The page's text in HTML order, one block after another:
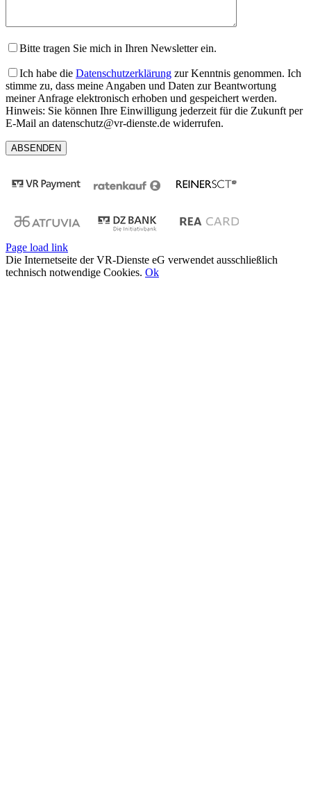
Bitte tragen Sie mich in Ihren Newsletter ein.
Ich habe die Datenschutzerklärung zur Kenntnis genommen. Ich
stimme zu, dass meine Angaben und Daten zur Beantwortung
meiner Anfrage elektronisch erhoben und gespeichert werden.
Hinweis: Sie können Ihre Einwilligung jederzeit für die Zukunft per
E-Mail an datenschutz@vr-dienste.de widerrufen.
Page load link
Die Internetseite der VR-Dienste eG verwendet ausschließlich
technisch notwendige Cookies. Ok